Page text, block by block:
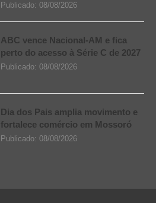
Publicado: 08/08/2026
ABC vence Nacional-AM e fica
perto do acesso à Série C de 2027
Publicado: 08/08/2026
Dia dos Pais amplia movimento e
fortalece comércio em Mossoró
Publicado: 08/08/2026